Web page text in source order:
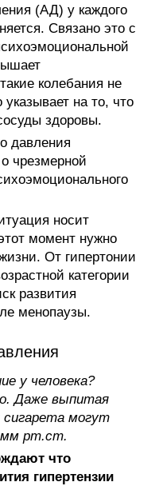
(АД) у каждого
Связано это с
колебания не
на то, что
здоровы.
давления
чрезмерной
носит
момент нужно
От гипертонии
категории
развития
менопаузы.
у человека?
Даже выпитая
сигарета могут
мм рт.ст.
что
гипертензии